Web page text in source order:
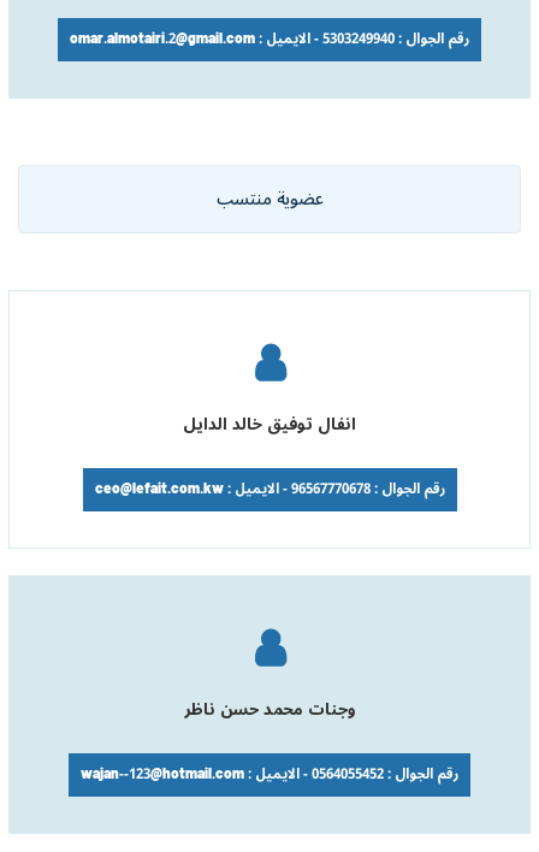
رقم الجوال : 5303249940 - الايميل : omar.almotairi.2@gmail.com
عضوية منتسب
انفال توفيق خالد الدايل
رقم الجوال : 96567770678 - الايميل : ceo@lefait.com.kw
وجنات محمد حسن ناظر
رقم الجوال : 0564055452 - الايميل : wajan--123@hotmail.com